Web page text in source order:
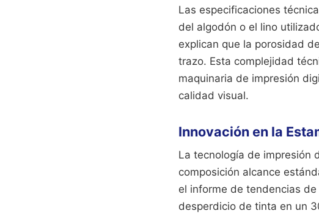
Las especificaciones
del algodón o el lino
explican que la porosidad
trazo. Esta complejidad
maquinaria de impresión
calidad visual.
Innovación en la
La tecnología de impresión
composición alcance
el informe de tendencias
desperdicio de tinta en un